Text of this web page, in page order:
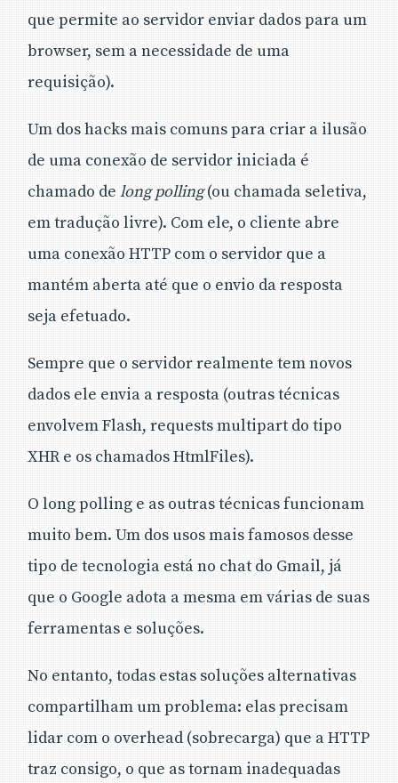
que permite ao servidor enviar dados para um
browser, sem a necessidade de uma
requisição).
Um dos hacks mais comuns para criar a ilusão
de uma conexão de servidor iniciada é
chamado de long polling(ou chamada seletiva,
em tradução livre). Com ele, o cliente abre
uma conexão HTTP com o servidor que a
mantém aberta até que o envio da resposta
seja efetuado.
Sempre que o servidor realmente tem novos
dados ele envia a resposta (outras técnicas
envolvem Flash, requests multipart do tipo
XHR e os chamados HtmlFiles).
O long polling e as outras técnicas funcionam
muito bem. Um dos usos mais famosos desse
tipo de tecnologia está no chat do Gmail, já
que o Google adota a mesma em várias de suas
ferramentas e soluções.
No entanto, todas estas soluções alternativas
compartilham um problema: elas precisam
lidar com o overhead (sobrecarga) que a HTTP
traz consigo, o que as tornam inadequadas